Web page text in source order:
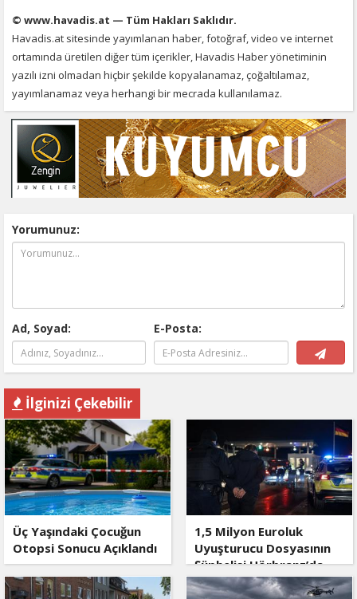
© www.havadis.at — Tüm Hakları Saklıdır.
Havadis.at sitesinde yayımlanan haber, fotoğraf, video ve internet
ortamında üretilen diğer tüm içerikler, Havadis Haber yönetiminin
yazılı izni olmadan hiçbir şekilde kopyalanamaz, çoğaltılamaz,
yayımlanamaz veya herhangi bir mecrada kullanılamaz.
Yorumunuz:
Ad, Soyad: E-Posta:
İlginizi Çekebilir
Üç Yaşındaki Çocuğun
Otopsi Sonucu Açıklandı
1,5 Milyon Euroluk
Uyuşturucu Dosyasının
Şüphelisi Hörbranz’da
Yakalandı